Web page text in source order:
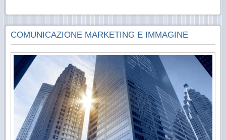
COMUNICAZIONE MARKETING E IMMAGINE